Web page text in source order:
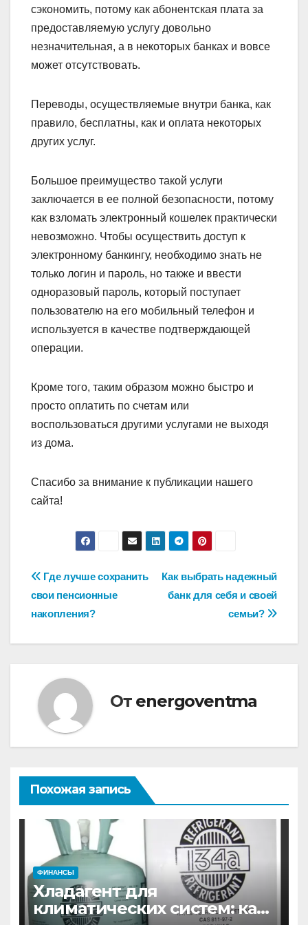
сэкономить, потому как абонентская плата за
предоставляемую услугу довольно
незначительная, а в некоторых банках и вовсе
может отсутствовать.
Переводы, осуществляемые внутри банка, как
правило, бесплатны, как и оплата некоторых
других услуг.
Большое преимущество такой услуги
заключается в ее полной безопасности, потому
как взломать электронный кошелек практически
невозможно. Чтобы осуществить доступ к
электронному банкингу, необходимо знать не
только логин и пароль, но также и ввести
одноразовый пароль, который поступает
пользователю на его мобильный телефон и
используется в качестве подтверждающей
операции.
Кроме того, таким образом можно быстро и
просто оплатить по счетам или
воспользоваться другими услугами не выходя
из дома.
Спасибо за внимание к публикации нашего
сайта!
Навигация
по
записям
Как выбрать надежный
банк для себя и своей
семьи?
Где лучше сохранить
свои пенсионные
накопления?
От energoventma
Похожая запись
ФИНАНСЫ
Хладагент для
климатических систем: как